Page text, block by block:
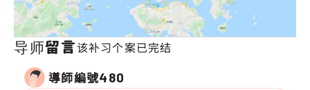
导师留言该补习个案已完结
導師編號480